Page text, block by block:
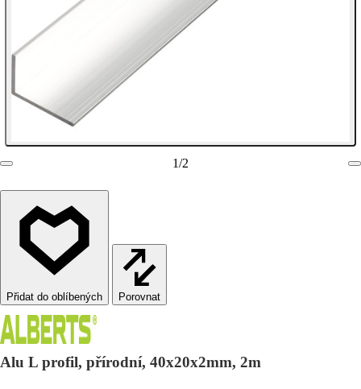
1/2
Porovnat
Alu L profil, přírodní, 40x20x2mm, 2m